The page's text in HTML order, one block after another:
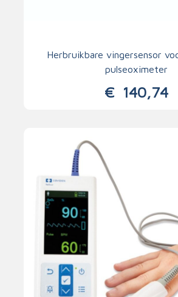
Herbruikbare vingersensor
pulseoximeter
€140,74